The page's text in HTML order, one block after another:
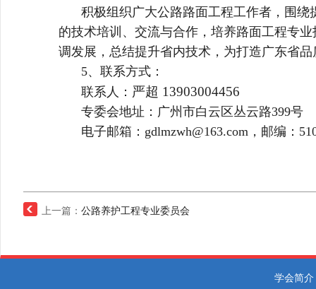
积极组织广大公路路面工程工作者，围
的技术培训、交流与合作，培养路面工程专
调发展，总结提升省内技术，为打造广东省
5、联系方式：
联系人： 严超 13903004456
专委会地址：广州市白云区丛云路399号
电子邮箱：gdlmzwh@163.com，邮编：
上一篇： 公路养护工程专业委员会
学会简介